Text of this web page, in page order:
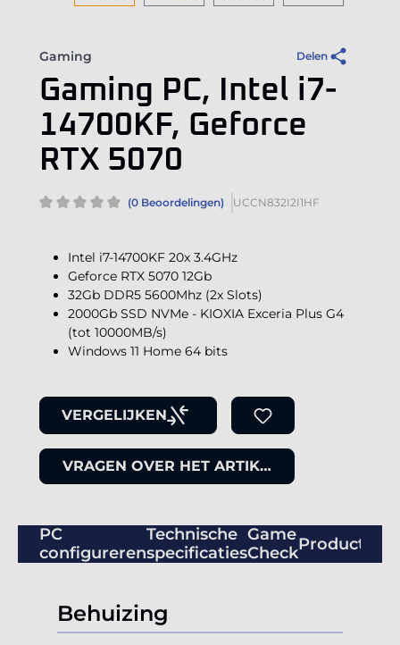
Gaming Delen
Gaming PC, Intel i7-
14700KF, Geforce
RTX 5070
(0 Beoordelingen) UCCN832I2I1HF
Intel i7-14700KF 20x 3.4GHz
Geforce RTX 5070 12Gb
32Gb DDR5 5600Mhz (2x Slots)
2000Gb SSD NVMe - KIOXIA Exceria Plus G4
(tot 10000MB/s)
Windows 11 Home 64 bits
VERGELIJKEN
VRAGEN OVER HET ARTIKEL
PC
configureren
Technische
specificaties
Game
Check
Behuizing